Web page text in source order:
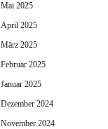
Mai 2025
April 2025
März 2025
Februar 2025
Januar 2025
Dezember 2024
November 2024